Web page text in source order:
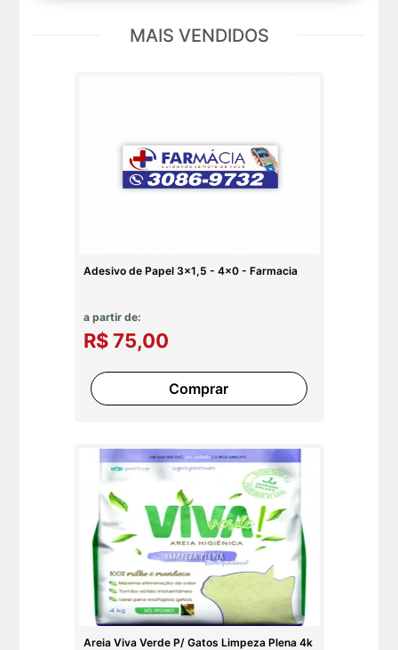
MAIS VENDIDOS
Adesivo de Papel 3x1,5 - 4x0 - Farmacia
a partir de:
R$ 75,00
Comprar
Areia Viva Verde P/ Gatos Limpeza Plena 4k